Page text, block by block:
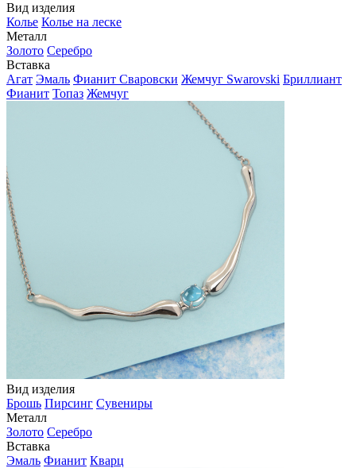
Вид изделия
Колье Колье на леске
Металл
Золото Серебро
Вставка
Агат Эмаль Фианит Сваровски Жемчуг Swarovski Бриллиант
Фианит Топаз Жемчуг
Вид изделия
Брошь Пирсинг Сувениры
Металл
Золото Серебро
Вставка
Эмаль Фианит Кварц